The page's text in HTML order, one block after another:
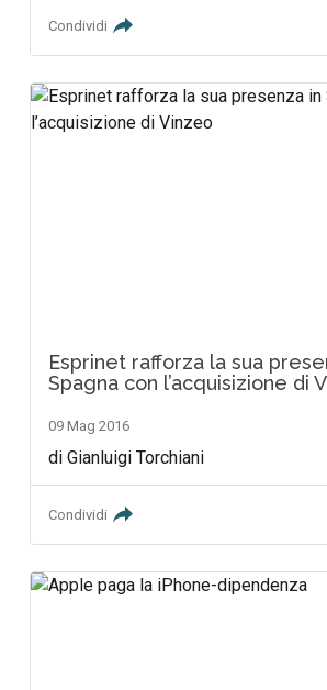
Condividi
Esprinet rafforza la sua
Spagna con l’acquisizione di
09 Mag 2016
di Gianluigi Torchiani
Condividi